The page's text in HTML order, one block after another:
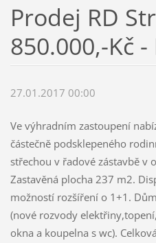
Prodej RD
850.000,-Kč -
27.01.2017 00:00
Ve výhradním zastoupení
částečně podsklepeného
střechou v řadové zástavbě v
Zastavěná plocha 237 m2.
možností rozšíření o 1+1.
(nové rozvody
okna a koupelna s wc).